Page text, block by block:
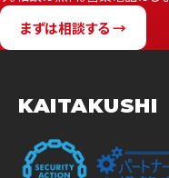
まずは相談する →
KAITAKUSHI